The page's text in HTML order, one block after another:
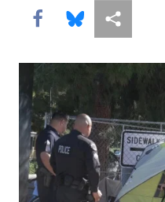
Share this via Facebook
Share this via
Share this